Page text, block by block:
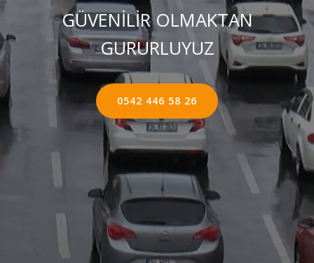
GÜVENİLİR OLMAKTAN
GURURLUYUZ
0542 446 58 26